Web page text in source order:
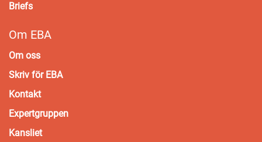
Briefs
Om EBA
Om oss
Skriv för EBA
Kontakt
Expertgruppen
Kansliet